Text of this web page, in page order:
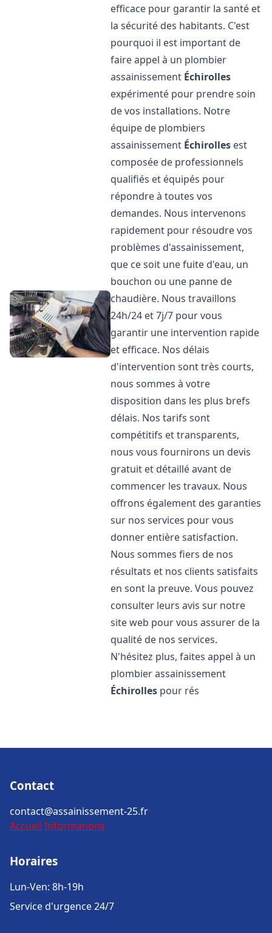
efficace pour garantir la santé et
la sécurité des habitants. C'est
pourquoi il est important de
faire appel à un plombier
assainissement Échirolles
expérimenté pour prendre soin
de vos installations. Notre
équipe de plombiers
assainissement Échirolles est
composée de professionnels
qualifiés et équipés pour
répondre à toutes vos
demandes. Nous intervenons
rapidement pour résoudre vos
problèmes d'assainissement,
que ce soit une fuite d'eau, un
bouchon ou une panne de
chaudière. Nous travaillons
24h/24 et 7j/7 pour vous
garantir une intervention rapide
et efficace. Nos délais
d'intervention sont très courts,
nous sommes à votre
disposition dans les plus brefs
délais. Nos tarifs sont
compétitifs et transparents,
nous vous fournirons un devis
gratuit et détaillé avant de
commencer les travaux. Nous
offrons également des garanties
sur nos services pour vous
donner entière satisfaction.
Nous sommes fiers de nos
résultats et nos clients satisfaits
en sont la preuve. Vous pouvez
consulter leurs avis sur notre
site web pour vous assurer de la
qualité de nos services.
N'hésitez plus, faites appel à un
plombier assainissement
Échirolles pour rés
Contact
contact@assainissement-25.fr
Accueil Informations
Horaires
Lun-Ven: 8h-19h
Service d'urgence 24/7